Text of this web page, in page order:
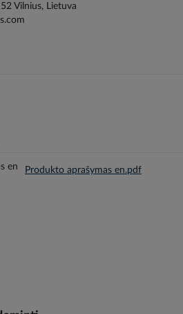
Vilnius, Lietuva
Produkto aprašymas en.pdf